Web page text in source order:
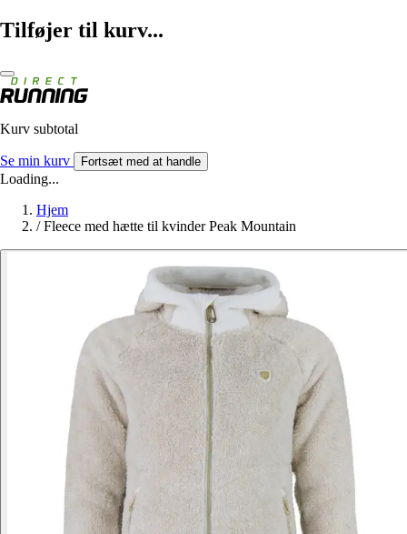
Tilføjer til kurv...
Kurv subtotal
Se min kurv Fortsæt med at handle
Loading...
Hjem
/ Fleece med hætte til kvinder Peak Mountain